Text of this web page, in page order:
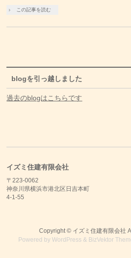
この記事を読む
blogを引っ越しました
過去のblogはこちらです
イズミ住建有限会社
〒223-0062
神奈川県横浜市港北区日吉本町
4-1-55
Copyright © イズミ住建有限会社
Powered byWordPress & BizVektor